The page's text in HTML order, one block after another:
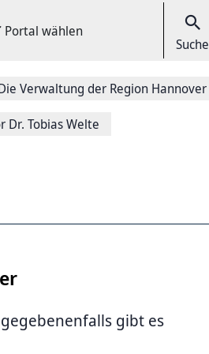
Portal wählen
Suche
Verwaltung der Region Hannover
Dr. Tobias Welte
gibt es